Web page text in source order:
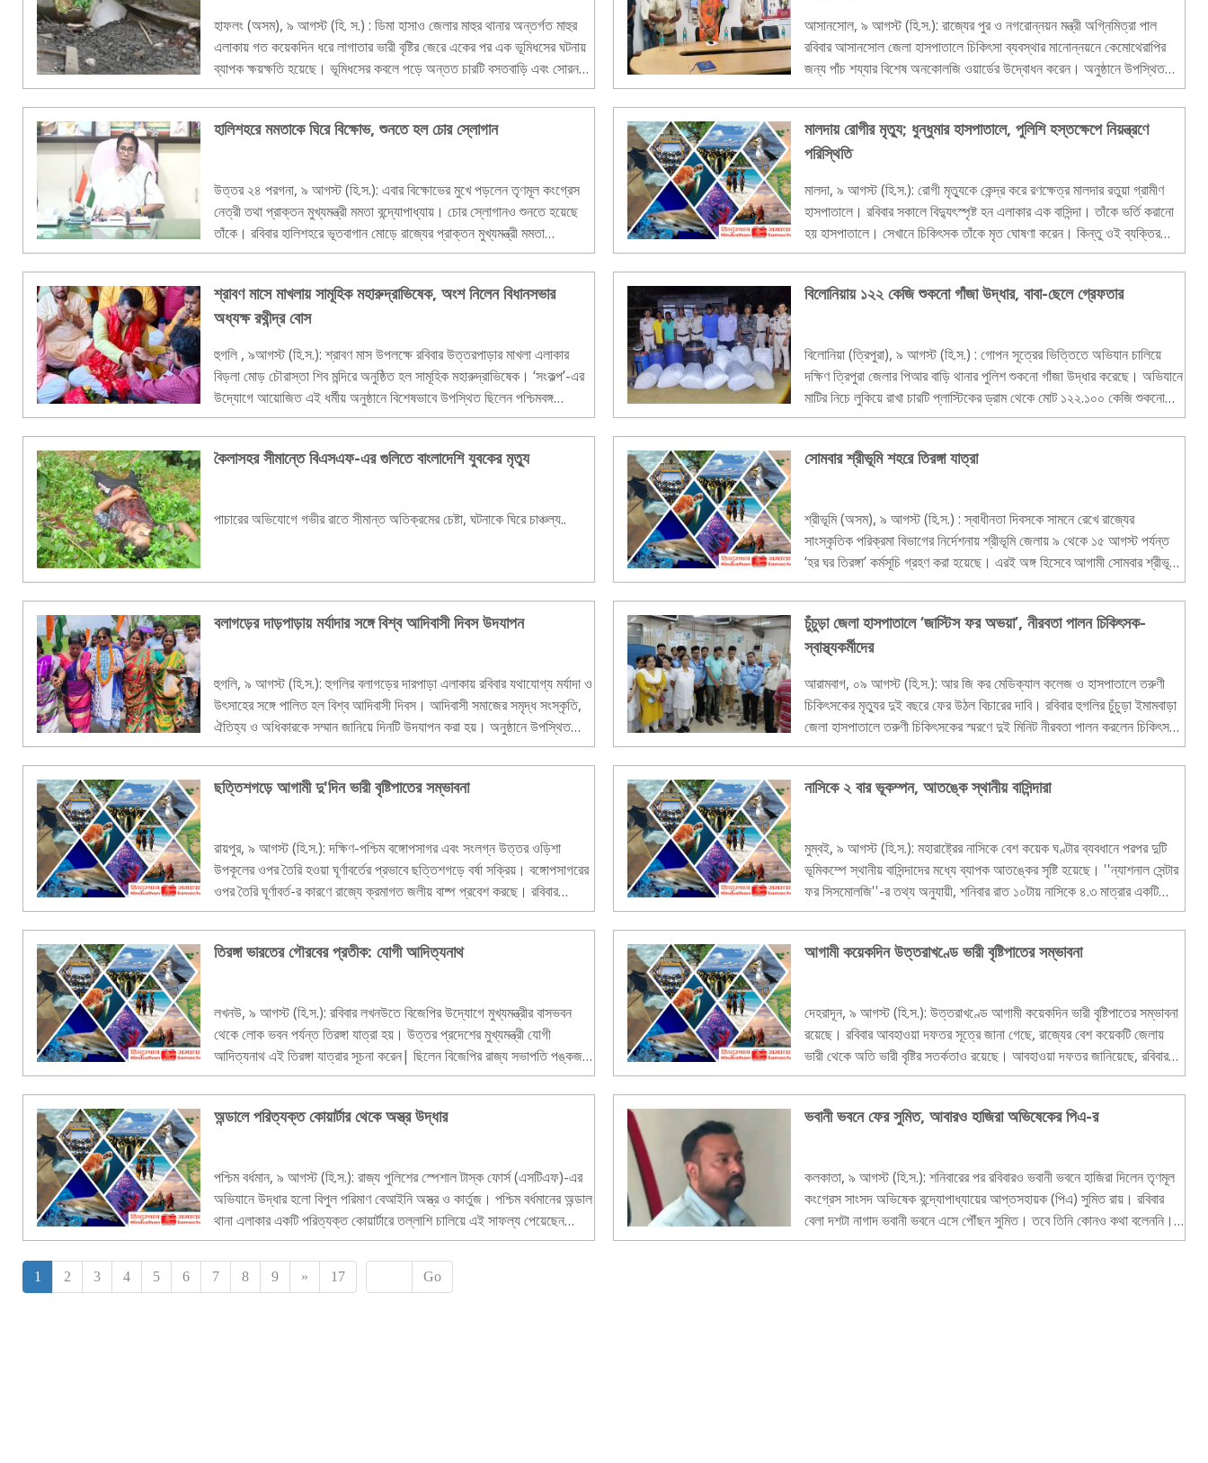
হাফলং (অসম), ৯ আগস্ট (হি. স.) : ডিমা হাসাও জেলার মাহুর থানার অন্তর্গত মাহুর
এলাকায় গত কয়েকদিন ধরে লাগাতার ভারী বৃষ্টির জেরে একের পর এক ভূমিধসের ঘটনায়
ব্যাপক ক্ষয়ক্ষতি হয়েছে। ভূমিধসের কবলে পড়ে অন্তত চারটি বসতবাড়ি এবং সোরন
প্রেসবিটেরিয়ান হাইস..
আসানসোল, ৯ আগস্ট (হি.স.): রাজ্যের পুর ও নগরোন্নয়ন মন্ত্রী অগ্নিমিত্রা পাল
রবিবার আসানসোল জেলা হাসপাতালে চিকিৎসা ব্যবস্থার মানোন্নয়নে কেমোথেরাপির
জন্য পাঁচ শয্যার বিশেষ অনকোলজি ওয়ার্ডের উদ্বোধন করেন। অনুষ্ঠানে উপস্থিত
ছিলেন পশ্চিম বর্ধমান জেলা মুখ্..
হালিশহরে মমতাকে ঘিরে বিক্ষোভ, শুনতে হল চোর স্লোগান
উত্তর ২৪ পরগনা, ৯ আগস্ট (হি.স.): এবার বিক্ষোভের মুখে পড়লেন তৃণমূল কংগ্রেস
নেত্রী তথা প্রাক্তন মুখ্যমন্ত্রী মমতা বন্দ্যোপাধ্যায়। চোর স্লোগানও শুনতে হয়েছে
তাঁকে। রবিবার হালিশহরে ভূতবাগান মোড়ে রাজ্যের প্রাক্তন মুখ্যমন্ত্রী মমতা
বন্দ্যোপাধ্যায়ের গাড়ি..
মালদায় রোগীর মৃত্যু; ধুন্ধুমার হাসপাতালে, পুলিশি হস্তক্ষেপে নিয়ন্ত্রণে
পরিস্থিতি
মালদা, ৯ আগস্ট (হি.স.): রোগী মৃত্যুকে কেন্দ্র করে রণক্ষেত্র মালদার রতুয়া গ্রামীণ
হাসপাতালে। রবিবার সকালে বিদ্যুৎস্পৃষ্ট হন এলাকার এক বাসিন্দা। তাঁকে ভর্তি করানো
হয় হাসপাতালে। সেখানে চিকিৎসক তাঁকে মৃত ঘোষণা করেন। কিন্তু ওই ব্যক্তির
পরিবারের সদস্যরা..
শ্রাবণ মাসে মাখলায় সামূহিক মহারুদ্রাভিষেক, অংশ নিলেন বিধানসভার
অধ্যক্ষ রথীন্দ্র বোস
হুগলি , ৯আগস্ট (হি.স.): শ্রাবণ মাস উপলক্ষে রবিবার উত্তরপাড়ার মাখলা এলাকার
বিড়লা মোড় চৌরাস্তা শিব মন্দিরে অনুষ্ঠিত হল সামূহিক মহারুদ্রাভিষেক। ‘সংকল্প’-এর
উদ্যোগে আয়োজিত এই ধর্মীয় অনুষ্ঠানে বিশেষভাবে উপস্থিত ছিলেন পশ্চিমবঙ্গ
বিধানসভার অধ্যক্ষ রথ..
বিলোনিয়ায় ১২২ কেজি শুকনো গাঁজা উদ্ধার, বাবা-ছেলে গ্রেফতার
বিলোনিয়া (ত্রিপুরা), ৯ আগস্ট (হি.স.) : গোপন সূত্রের ভিত্তিতে অভিযান চালিয়ে
দক্ষিণ ত্রিপুরা জেলার পিআর বাড়ি থানার পুলিশ শুকনো গাঁজা উদ্ধার করেছে। অভিযানে
মাটির নিচে লুকিয়ে রাখা চারটি প্লাস্টিকের ড্রাম থেকে মোট ১২২.১০০ কেজি শুকনো
গাঁজা উদ্ধার করা হয়।..
কৈলাসহর সীমান্তে বিএসএফ-এর গুলিতে বাংলাদেশি যুবকের মৃত্যু
পাচারের অভিযোগে গভীর রাতে সীমান্ত অতিক্রমের চেষ্টা, ঘটনাকে ঘিরে চাঞ্চল্য..
সোমবার শ্রীভূমি শহরে তিরঙ্গা যাত্রা
শ্রীভূমি (অসম), ৯ আগস্ট (হি.স.) : স্বাধীনতা দিবসকে সামনে রেখে রাজ্যের
সাংস্কৃতিক পরিক্রমা বিভাগের নির্দেশনায় শ্রীভূমি জেলায় ৯ থেকে ১৫ আগস্ট পর্যন্ত
‘হর ঘর তিরঙ্গা’ কর্মসূচি গ্রহণ করা হয়েছে। এরই অঙ্গ হিসেবে আগামী সোমবার শ্রীভূমি
শহরে তিরঙ্গা যাত্রার..
বলাগড়ের দাড়পাড়ায় মর্যাদার সঙ্গে বিশ্ব আদিবাসী দিবস উদযাপন
হুগলি, ৯ আগস্ট (হি.স.): হুগলির বলাগড়ের দারপাড়া এলাকায় রবিবার যথাযোগ্য মর্যাদা ও
উৎসাহের সঙ্গে পালিত হল বিশ্ব আদিবাসী দিবস। আদিবাসী সমাজের সমৃদ্ধ সংস্কৃতি,
ঐতিহ্য ও অধিকারকে সম্মান জানিয়ে দিনটি উদযাপন করা হয়। অনুষ্ঠানে উপস্থিত
ছিলেন পশ্চিমবঙ্গ সরক..
চুঁচুড়া জেলা হাসপাতালে ‘জাস্টিস ফর অভয়া’, নীরবতা পালন চিকিৎসক-
স্বাস্থ্যকর্মীদের
আরামবাগ, ০৯ আগস্ট (হি.স.): আর জি কর মেডিক্যাল কলেজ ও হাসপাতালে তরুণী
চিকিৎসকের মৃত্যুর দুই বছরে ফের উঠল বিচারের দাবি। রবিবার হুগলির চুঁচুড়া ইমামবাড়া
জেলা হাসপাতালে তরুণী চিকিৎসকের স্মরণে দুই মিনিট নীরবতা পালন করলেন চিকিৎসক,
নার্স ও স্বাস্থ্যকর্মী..
ছত্তিশগড়ে আগামী দু'দিন ভারী বৃষ্টিপাতের সম্ভাবনা
রায়পুর, ৯ আগস্ট (হি.স.): দক্ষিণ-পশ্চিম বঙ্গোপসাগর এবং সংলগ্ন উত্তর ওড়িশা
উপকূলের ওপর তৈরি হওয়া ঘূর্ণাবর্তের প্রভাবে ছত্তিশগড়ে বর্ষা সক্রিয়। বঙ্গোপসাগরের
ওপর তৈরি ঘূর্ণাবর্ত-র কারণে রাজ্যে ক্রমাগত জলীয় বাষ্প প্রবেশ করছে। রবিবার
আবহাওয়া দফতর স..
নাসিকে ২ বার ভূকম্পন, আতঙ্কে স্থানীয় বাসিন্দারা
মুম্বই, ৯ আগস্ট (হি.স.): মহারাষ্ট্রের নাসিকে বেশ কয়েক ঘণ্টার ব্যবধানে পরপর দুটি
ভূমিকম্পে স্থানীয় বাসিন্দাদের মধ্যে ব্যাপক আতঙ্কের সৃষ্টি হয়েছে। ''ন্যাশনাল সেন্টার
ফর সিসমোলজি''-র তথ্য অনুযায়ী, শনিবার রাত ১০টায় নাসিকে ৪.৩ মাত্রার একটি
ভূমিকম..
তিরঙ্গা ভারতের গৌরবের প্রতীক: যোগী আদিত্যনাথ
লখনউ, ৯ আগস্ট (হি.স.): রবিবার লখনউতে বিজেপির উদ্যোগে মুখ্যমন্ত্রীর বাসভবন
থেকে লোক ভবন পর্যন্ত তিরঙ্গা যাত্রা হয়। উত্তর প্রদেশের মুখ্যমন্ত্রী যোগী
আদিত্যনাথ এই তিরঙ্গা যাত্রার সূচনা করেন| ছিলেন বিজেপির রাজ্য সভাপতি পঙ্কজ
চৌধুরীও। এছাড়াও উপস্থিত ছ..
আগামী কয়েকদিন উত্তরাখণ্ডে ভারী বৃষ্টিপাতের সম্ভাবনা
দেহরাদূন, ৯ আগস্ট (হি.স.): উত্তরাখণ্ডে আগামী কয়েকদিন ভারী বৃষ্টিপাতের সম্ভাবনা
রয়েছে। রবিবার আবহাওয়া দফতর সূত্রে জানা গেছে, রাজ্যের বেশ কয়েকটি জেলায়
ভারী থেকে অতি ভারী বৃষ্টির সতর্কতাও রয়েছে। আবহাওয়া দফতর জানিয়েছে, রবিবার
বাগেশ্বর, পিথোরাগড..
অন্ডালে পরিত্যক্ত কোয়ার্টার থেকে অস্ত্র উদ্ধার
পশ্চিম বর্ধমান, ৯ আগস্ট (হি.স.): রাজ্য পুলিশের স্পেশাল টাস্ক ফোর্স (এসটিএফ)-এর
অভিযানে উদ্ধার হলো বিপুল পরিমাণ বেআইনি অস্ত্র ও কার্তুজ। পশ্চিম বর্ধমানের অন্ডাল
থানা এলাকার একটি পরিত্যক্ত কোয়ার্টারে তল্লাশি চালিয়ে এই সাফল্য পেয়েছেন
গোয়েন্দারা। উদ্..
ভবানী ভবনে ফের সুমিত, আবারও হাজিরা অভিষেকের পিএ-র
কলকাতা, ৯ আগস্ট (হি.স.): শনিবারের পর রবিবারও ভবানী ভবনে হাজিরা দিলেন তৃণমূল
কংগ্রেস সাংসদ অভিষেক বন্দ্যোপাধ্যায়ের আপ্তসহায়ক (পিএ) সুমিত রায়। রবিবার
বেলা দশটা নাগাদ ভবানী ভবনে এসে পৌঁছন সুমিত। তবে তিনি কোনও কথা বলেননি।
সোজা ভবানী ভবনের ভিতরে ঢুকে যা..
1 2 3 4 5 6 7 8 9 » 17 Go